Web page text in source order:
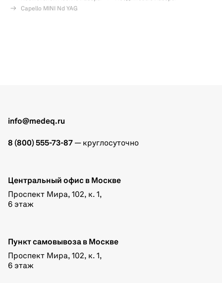
Capello MINI Nd YAG
info@medeq.ru
8 (800) 555-73-87 — круглосуточно
Центральный офис в Москве
Проспект Мира, 102, к. 1,
6 этаж
Пункт самовывоза в Москве
Проспект Мира, 102, к. 1,
6 этаж